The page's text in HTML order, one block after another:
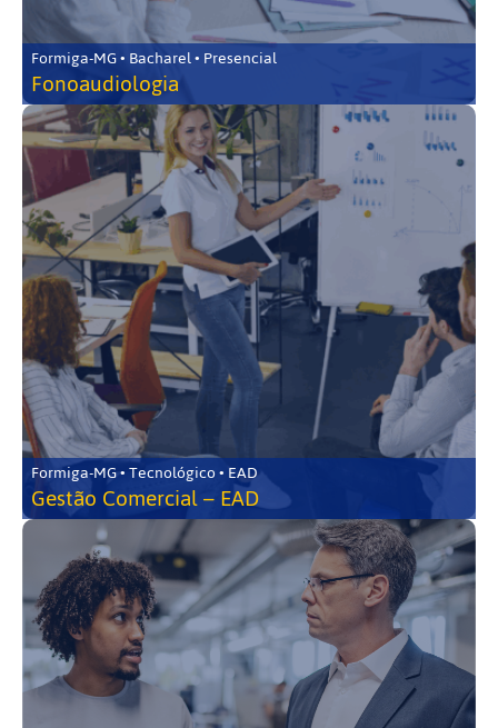
Formiga-MG • Bacharel • Presencial
Fonoaudiologia
Formiga-MG • Tecnológico • EAD
Gestão Comercial – EAD